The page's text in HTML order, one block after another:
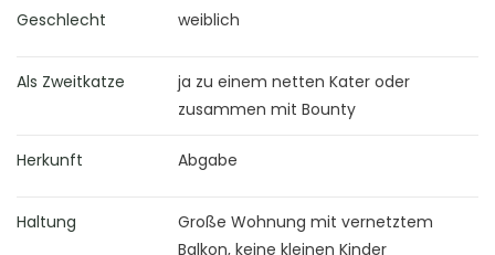
Geschlecht weiblich
Als Zweitkatze
ja zu einem netten Kater oder
zusammen mit Bounty
Herkunft Abgabe
Haltung
Große Wohnung mit vernetztem
Balkon, keine kleinen Kinder